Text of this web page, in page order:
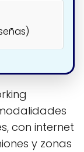
con internet
y zonas